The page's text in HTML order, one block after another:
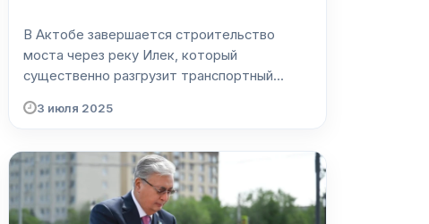
В Актобе завершается строительство
моста через реку Илек, который
существенно разгрузит транспортный...
3 июля 2025